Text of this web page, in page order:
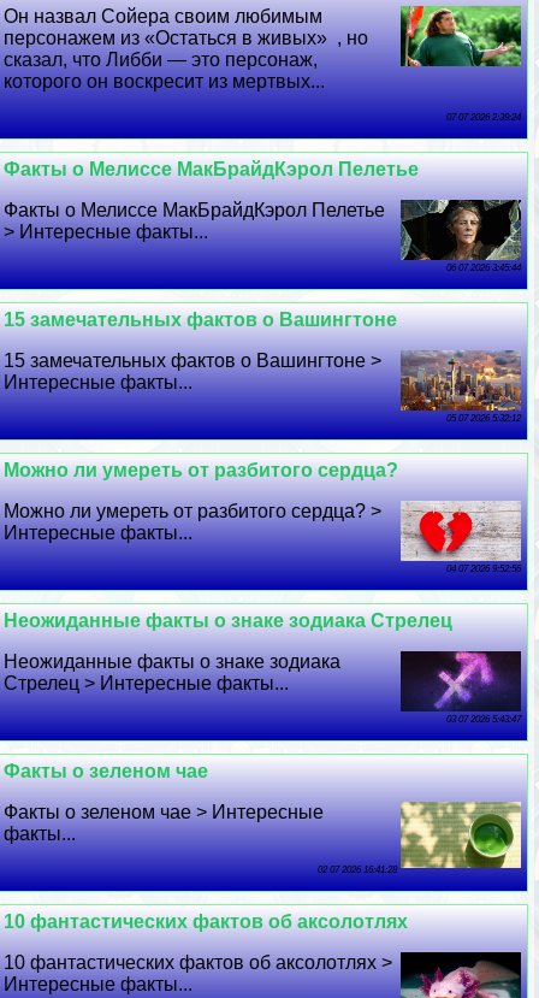
Он назвал Сойера своим любимым
персонажем из «Остаться в живых» , но
сказал, что Либби — это персонаж,
которого он воскресит из мертвых...
07 07 2026 2:39:24
Факты о Мелиссе МакБрайдКэрол Пелетье
Факты о Мелиссе МакБрайдКэрол Пелетье
> Интересные факты...
06 07 2026 3:45:44
15 замечательных фактов о Вашингтоне
15 замечательных фактов о Вашингтоне >
Интересные факты...
05 07 2026 5:32:12
Можно ли умереть от разбитого сердца?
Можно ли умереть от разбитого сердца? >
Интересные факты...
04 07 2026 9:52:56
Неожиданные факты о знаке зодиака Стрелец
Неожиданные факты о знаке зодиака
Стрелец > Интересные факты...
03 07 2026 5:43:47
Факты о зеленом чае
Факты о зеленом чае > Интересные
факты...
02 07 2026 16:41:28
10 фантастических фактов об аксолотлях
10 фантастических фактов об аксолотлях >
Интересные факты...